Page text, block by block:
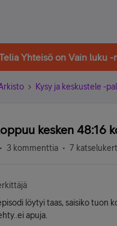
Yhteisö on Vain luku
Kysy ja keskustele -
kesken 48:16
3 kommenttia 7
löytyi taas, saisiko tuon
apuja.